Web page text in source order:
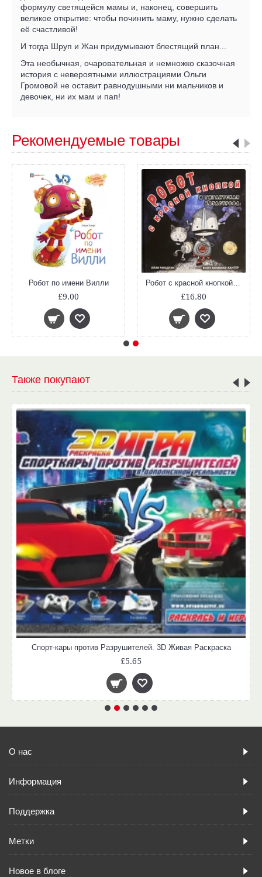
формулу светящейся мамы и, наконец, совершить
великое открытие: чтобы починить маму, нужно сделать
её счастливой!
И тогда Шруп и Жан придумывают блестящий план...
Эта необычная, очаровательная и немножко сказочная
история с невероятными иллюстрациями Ольги
Громовой не оставит равнодушными ни мальчиков и
девочек, ни их мам и пап!
Рекомендуемые товары
Робот по имени Вилли
£9.00 £16.80
Также покупают
Спорт-кары против Разрушителей. 3D Живая Раскраска
£5.65
О нас
Информация
Поддержка
Метки
Новое в блоге